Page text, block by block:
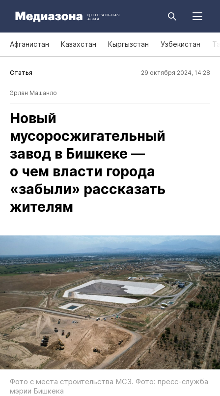
Афганистан Казахстан Кыргызстан Узбекистан
Статья 29 октября 2024, 14:28
Эрлан Машанло
Новый
мусоросжигательный
завод в Бишкеке —
о чем власти города
«забыли» рассказать
жителям
Фото с места строительства МСЗ. Фото: пресс-служба
мэрии Бишкека